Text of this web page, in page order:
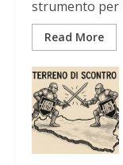
strumento per
Read More